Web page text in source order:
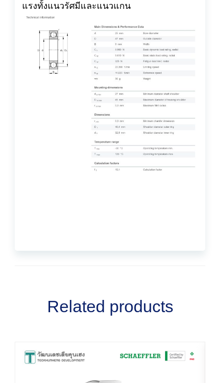
แรงทั้งแนวรัศมีและแนวแกน
Related products